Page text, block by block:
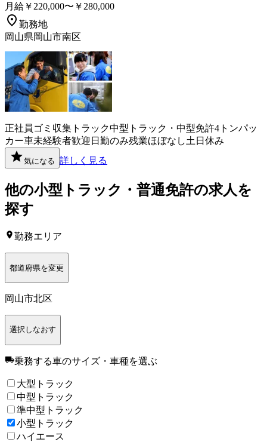
月給￥220,000〜￥280,000
勤務地
岡山県岡山市南区
正社員 ゴミ収集 トラック中型トラック・中型免許4トンパッ
カー車未経験者歓迎 日勤のみ残業ほぼなし土日休み
気になる 詳しく見る
他の小型トラック・普通免許の求人を
探す
勤務エリア
都道府県を変更
岡山市北区
選択しなおす
乗務する車のサイズ・車種を選ぶ
大型トラック
中型トラック
準中型トラック
小型トラック
ハイエース